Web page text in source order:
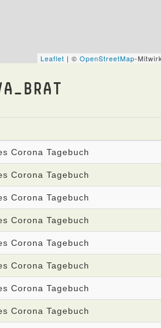
Corona Tagebuch
Corona Tagebuch
Corona Tagebuch
Corona Tagebuch
Corona Tagebuch
Corona Tagebuch
Corona Tagebuch
Corona Tagebuch